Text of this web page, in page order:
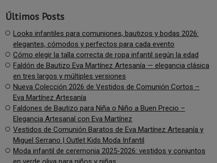
Últimos Posts
Looks infantiles para comuniones, bautizos y bodas 2026:
elegantes, cómodos y perfectos para cada evento
Cómo elegir la talla correcta de ropa infantil según la edad
Faldón de Bautizo Eva Martínez Artesanía — elegancia clásica
en tres largos y múltiples versiones
Nueva Colección 2026 de Vestidos de Comunión Cortos –
Eva Martínez Artesanía
Faldones de Bautizo para Niña o Niño a Buen Precio –
Elegancia Artesanal con Eva Martínez
Vestidos de Comunión Baratos de Eva Martínez Artesanía y
Miguel Serrano | Outlet Kids Moda Infantil
Moda infantil de ceremonia 2025-2026: vestidos y conjuntos